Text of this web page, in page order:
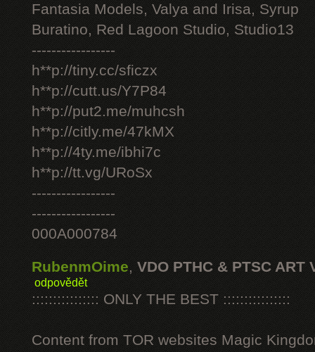
Fantasia Models, Valya and Irisa, Syrup
Buratino, Red Lagoon Studio, Studio13
-----------------
h**p://tiny.cc/sficzx
h**p://cutt.us/Y7P84
h**p://put2.me/muhcsh
h**p://citly.me/47kMX
h**p://4ty.me/ibhi7c
h**p://tt.vg/URoSx
-----------------
-----------------
000A000784
RubenmOime, VDO PTHC & PTSC ART
odpovědět
:::::::::::::::: ONLY THE BEST ::::::::::::::::
Content from TOR websites Magic